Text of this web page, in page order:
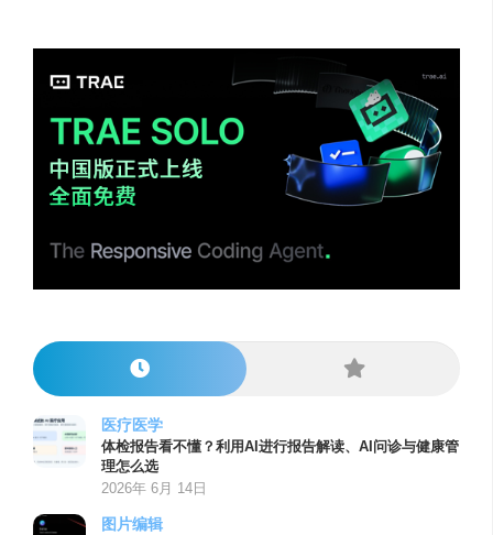
医疗医学
体检报告看不懂？利用AI进行报告解读、AI问诊与健康管
理怎么选
2026年 6月 14日
图片编辑